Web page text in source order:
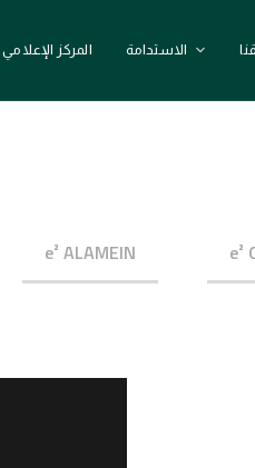
الاستدامة المركز الإعلامي
e²
e² ALAMEIN